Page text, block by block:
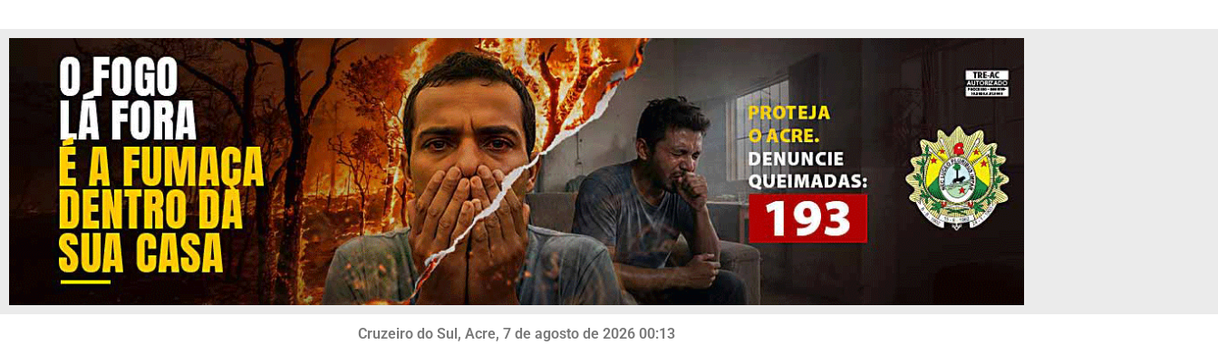
Cruzeiro do Sul, Acre, 7 de agosto de 2026 00:13